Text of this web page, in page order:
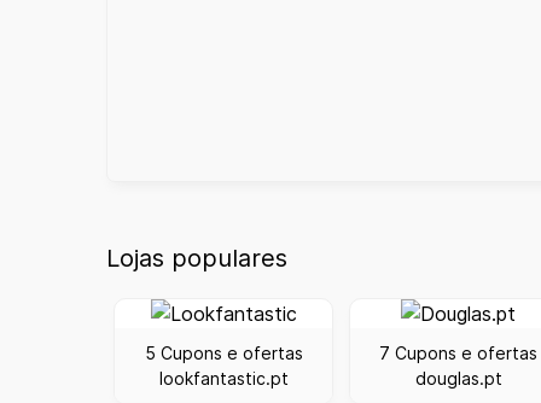
Lojas populares
5 Cupons e ofertas
lookfantastic.pt
7 Cupons e ofertas
douglas.pt